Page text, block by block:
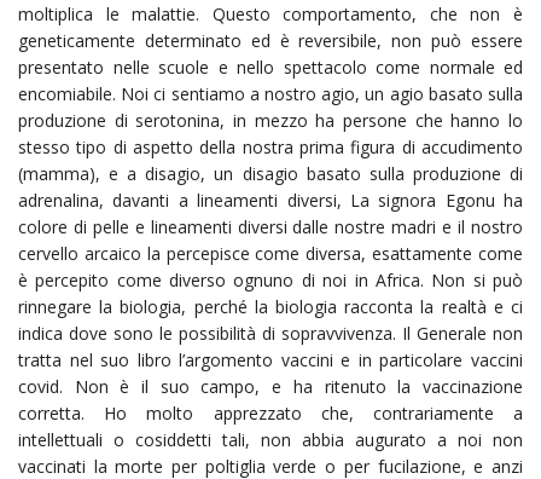
moltiplica le malattie. Questo comportamento, che non è
geneticamente determinato ed è reversibile, non può essere
presentato nelle scuole e nello spettacolo come normale ed
encomiabile. Noi ci sentiamo a nostro agio, un agio basato sulla
produzione di serotonina, in mezzo ha persone che hanno lo
stesso tipo di aspetto della nostra prima figura di accudimento
(mamma), e a disagio, un disagio basato sulla produzione di
adrenalina, davanti a lineamenti diversi, La signora Egonu ha
colore di pelle e lineamenti diversi dalle nostre madri e il nostro
cervello arcaico la percepisce come diversa, esattamente come
è percepito come diverso ognuno di noi in Africa. Non si può
rinnegare la biologia, perché la biologia racconta la realtà e ci
indica dove sono le possibilità di sopravvivenza. Il Generale non
tratta nel suo libro l’argomento vaccini e in particolare vaccini
covid. Non è il suo campo, e ha ritenuto la vaccinazione
corretta. Ho molto apprezzato che, contrariamente a
intellettuali o cosiddetti tali, non abbia augurato a noi non
vaccinati la morte per poltiglia verde o per fucilazione, e anzi